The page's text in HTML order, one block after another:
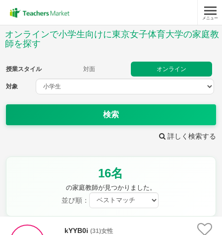
メニュー
オンラインで小学生向けに東京女子体育大学の家庭教
師を探す
授業スタイル 対面 オンライン
対象
検索
詳しく検索する
16名
の家庭教師が見つかりました。
並び順：
kYYB0i (31)女性
対象
音楽
時給：¥1,000 ～ ¥10,000
授業可能日